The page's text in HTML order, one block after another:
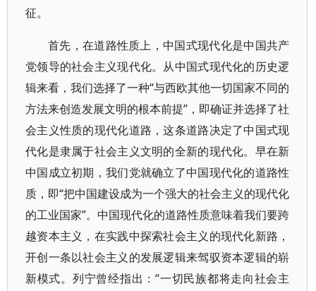
征。
首先，在道路性质上，中国式现代化是中国共产
党领导的社会主义现代化。从中国式现代化的历史逻
辑来看，我们选择了一种“与西欧其他一切国家不同的
方法来创造发展文明的根本前提”，即确证并选择了社
会主义性质的现代化道路，这条道路决定了中国式现
代化是隶属于社会主义文明的全新的现代化。早在新
中国成立初期，我们党就确立了中国现代化的道路性
质，即“把中国建设成为一个强大的社会主义的现代化
的工业国家”。中国现代化的道路性质意味着我们要跨
越资本主义，在实践中探索社会主义的现代化新路，
开创一条以社会主义的发展逻辑来驾驭资本逻辑的崭
新模式。列宁曾经指出：“一切民族都将走向社会主